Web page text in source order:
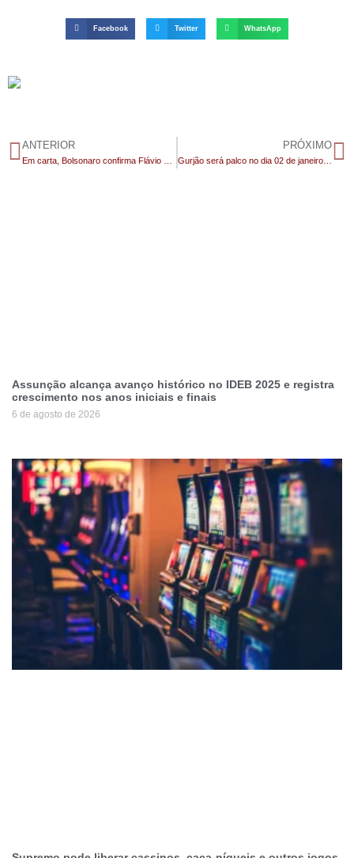
Facebook Twitter WhatsApp
ANTERIOR PRÓXIMO
Assunção alcança avanço histórico no IDEB 2025 e registra
crescimento nos anos iniciais e finais
6 de agosto de 2026